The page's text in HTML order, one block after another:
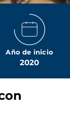
Año de inicio
2020